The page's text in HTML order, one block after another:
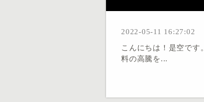
2022-05-11 16:27:02
こんにちは！是空で
料の高騰を...